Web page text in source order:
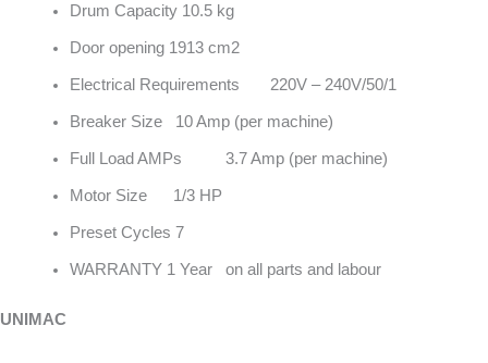
Drum Capacity 10.5 kg
Door opening 1913 cm2
Electrical Requirements 220V – 240V/50/1
Breaker Size 10 Amp (per machine)
Full Load AMPs 3.7 Amp (per machine)
Motor Size 1/3 HP
Preset Cycles 7
WARRANTY 1 Year on all parts and labour
UNIMAC